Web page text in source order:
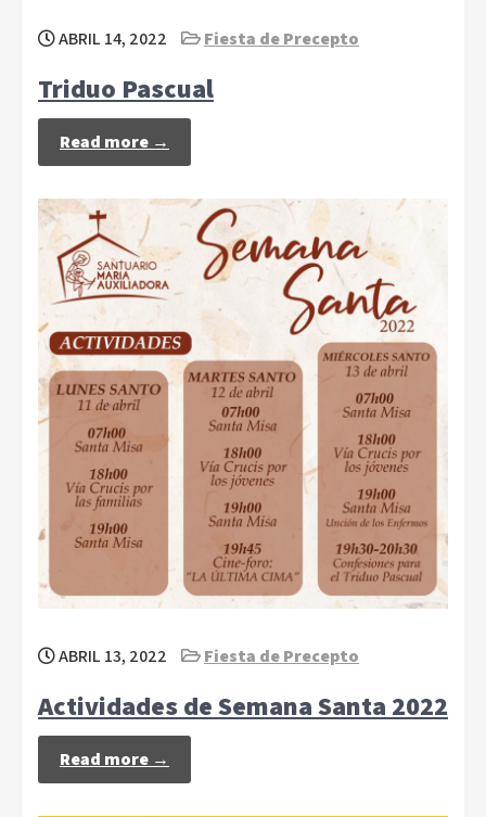
ABRIL 14, 2022 Fiesta de Precepto
Triduo Pascual
Read more →
ABRIL 13, 2022 Fiesta de Precepto
Actividades de Semana Santa 2022
Read more →